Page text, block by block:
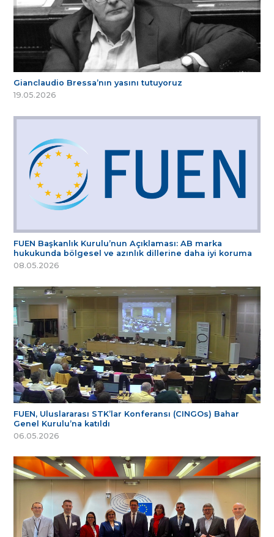
Gianclaudio Bressa’nın yasını tutuyoruz
19.05.2026
FUEN Başkanlık Kurulu’nun Açıklaması: AB marka
hukukunda bölgesel ve azınlık dillerine daha iyi koruma
08.05.2026
FUEN, Uluslararası STK’lar Konferansı (CINGOs) Bahar
Genel Kurulu’na katıldı
06.05.2026